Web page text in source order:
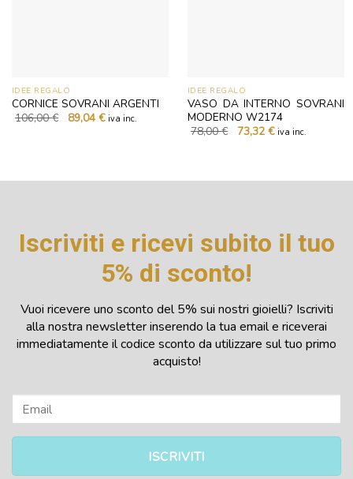
IDEE REGALO
CORNICE SOVRANI ARGENTI
106,00€ Il
prezzo
89,04€Iliva inc.
IDEE REGALO
VASO DA INTERNO SOVRANI
MODERNO W2174
78,00€ Il
prezzo
73,32€Iliva inc.
Iscriviti e ricevi subito il tuo
5% di sconto!
Vuoi ricevere uno sconto del 5% sui nostri gioielli? Iscriviti
alla nostra newsletter inserendo la tua email e riceverai
immediatamente il codice sconto da utilizzare sul tuo primo
acquisto!